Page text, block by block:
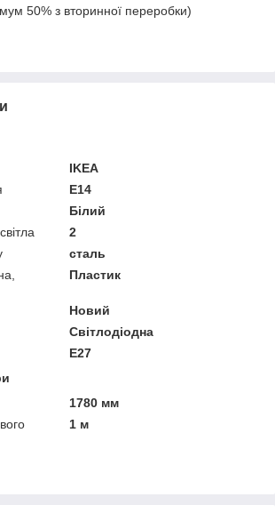
50% з вторинної переробки)
IKEA
E14
Білий
2
сталь
Пластик
Новий
Світлодіодна
E27
1780 мм
1 м